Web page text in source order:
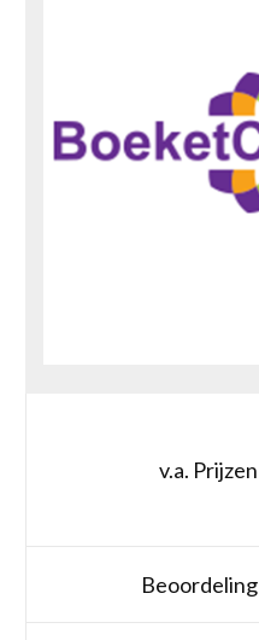
v.a. Prijzen
Beoordeling